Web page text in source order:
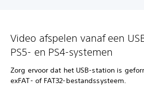
Video afspelen vanaf een
PS5- en PS4-systemen
Zorg ervoor dat het USB-station is
exFAT- of FAT32-bestandssysteem.